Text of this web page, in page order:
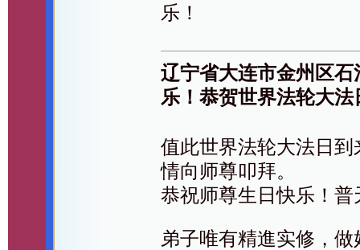
乐！
辽宁省大连市金州区
乐！恭贺世界法轮大法
值此世界法轮大法日
情向师尊叩拜。
恭祝师尊生日快乐！
弟子唯有精進实修，